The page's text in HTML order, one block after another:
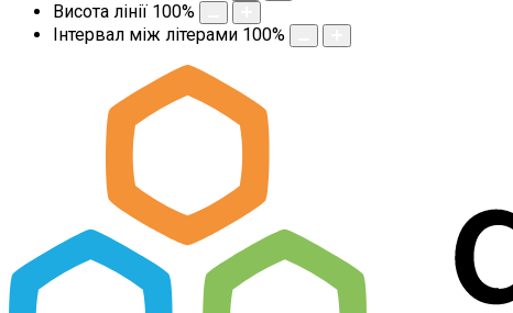
Висота лінії 100%
Інтервал між літерами 100%